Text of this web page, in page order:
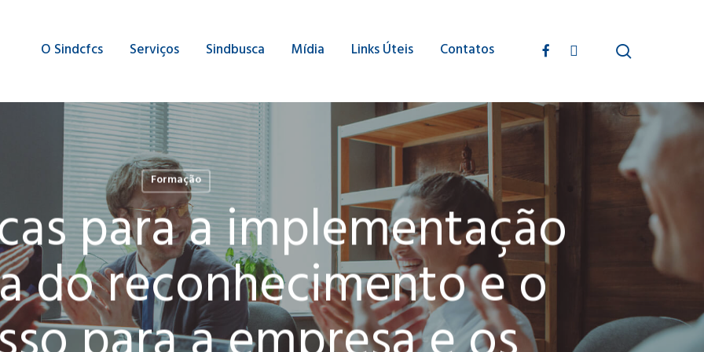
O Sindcfcs Serviços Sindbusca Mídia Links Úteis Contatos facebookinstagram search
Formação
para a implementação
do reconhecimento e o